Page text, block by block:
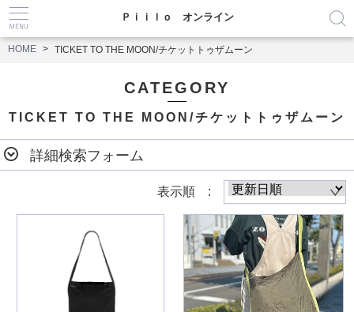
Ｐｉｉｌｏ オンライン
HOME TICKET TO THE MOON/チケットトゥザムーン
CATEGORY
TICKET TO THE MOON/チケットトゥザムーン
詳細検索フォーム
表示順 :